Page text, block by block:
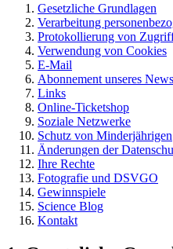
Gesetzliche Grundlagen
Verarbeitung
Protokollierung von
Verwendung von Cookies
E-Mail
Abonnement unseres
Links
Online-Ticketshop
Soziale Netzwerke
Schutz von Minderjährigen
Änderungen der
Ihre Rechte
Fotografie und DSVGO
Gewinnspiele
Science Blog
Kontakt